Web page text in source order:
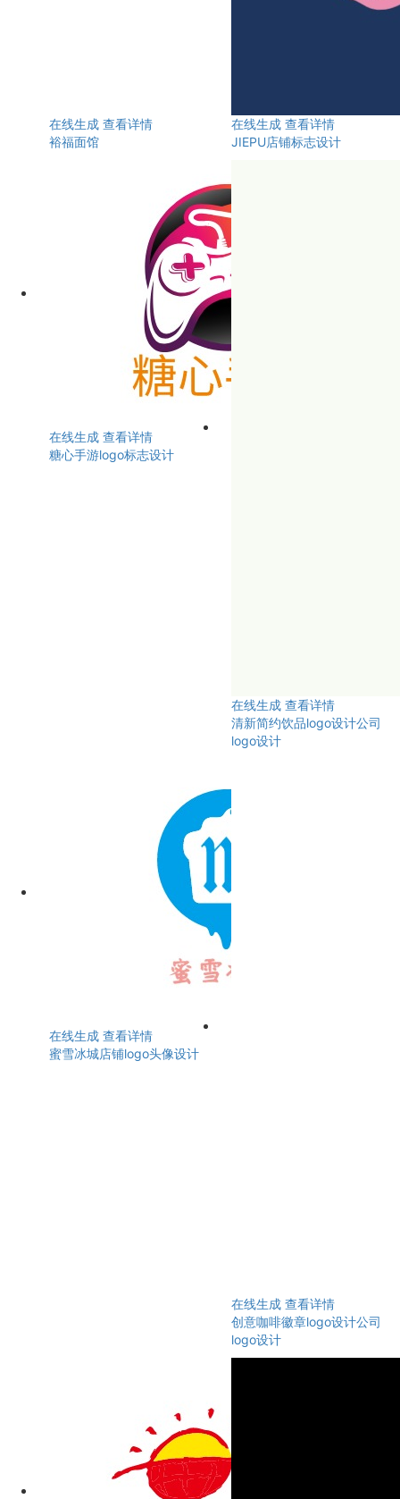
在线生成 查看详情
裕福面馆
在线生成 查看详情
JIEPU店铺标志设计
在线生成 查看详情
糖心手游logo标志设计
在线生成 查看详情
清新简约饮品logo设计公司
logo设计
在线生成 查看详情
蜜雪冰城店铺logo头像设计
在线生成 查看详情
创意咖啡徽章logo设计公司
logo设计